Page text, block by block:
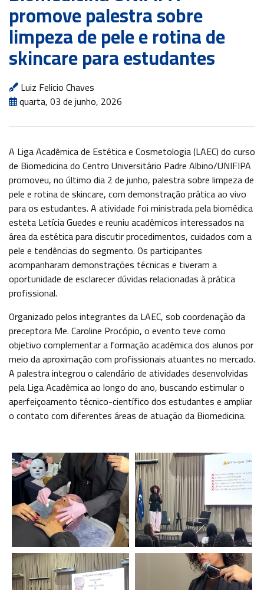
Cursos
Livres
TOUR
360º
Conosco
SOU
ALUNO
SOU
EX-
ALUNO
BENEFÍCIOS
OUVIDORIA
promove palestra sobre
limpeza de pele e rotina de
skincare para estudantes
Luiz Felicio Chaves
quarta, 03 de junho, 2026
A Liga Acadêmica de Estética e Cosmetologia (LAEC) do curso
de Biomedicina do Centro Universitário Padre Albino/UNIFIPA
promoveu, no último dia2 de junho, palestra sobre limpeza de
pele e rotina de skincare, com demonstração prática ao vivo
para os estudantes. A atividade foi ministrada pela biomédica
esteta Letícia Guedes e reuniu acadêmicos interessados na
área da estética para discutir procedimentos, cuidados com a
pele e tendências do segmento. Os participantes
acompanharam demonstrações técnicas e tiveram a
oportunidade de esclarecer dúvidas relacionadas à prática
profissional.
Organizado pelos integrantes da LAEC, sob coordenação da
preceptora Me. Caroline Procópio, o evento teve como
objetivo complementar a formação acadêmica dos alunos por
meio da aproximação com profissionais atuantes no mercado.
A palestra integrou o calendário de atividades desenvolvidas
pela Liga Acadêmica ao longo do ano, buscando estimular o
aperfeiçoamento técnico-científico dos estudantes e ampliar
o contato com diferentes áreas de atuação da Biomedicina.